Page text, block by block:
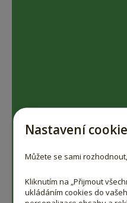
Nastavení
Můžete se sami
Kliknutím na „Přijmout
ukládáním cookies do